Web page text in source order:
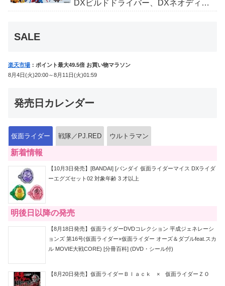
DXビルドドライバー、DXネオディケ
SALE
楽天市場 ：ポイント最大49.5倍 お買い物マラソン
8月4日(火)20:00～8月11日(火)01:59
発売日カレンダー
仮面ライダー 戦隊／PJ.RED ウルトラマン
新着情報
【10月3日発売】[BANDAI] [バンダイ 仮面ライダーマイス DXライダ
ーエグズセット02 対象年齢 3 才以上
明後日以降の発売
【8月18日発売】仮面ライダーDVDコレクション 平成ジェネレーシ
ョンズ 第16号(仮面ライダー×仮面ライダー オーズ＆ダブルfeat.スカ
ル MOVIE大戦CORE) [分冊百科] (DVD・シール付)
【8月20日発売】仮面ライダーＢｌａｃｋ × 仮面ライダーＺＯ